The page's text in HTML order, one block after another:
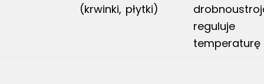
(krwinki, płytki)
reguluje
temperaturę